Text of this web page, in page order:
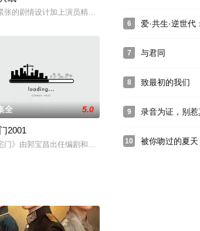
申请进入重案组工作。在重案组，陆昊遇
，阉党专权，趁机想血洗江湖巩固自己的统治；江湖中的
张的剧情设计加上演员精彩的表演，《与谁共眠》一定能
卷
庭（高鑫 饰）无法忍受拮据的生活，
》的续篇，将继续由原班人马联手打造，由刘循子墨担任
全 5.0
2001
门》由郭宝昌出任编剧和导演，2001年荣获中央电视台
6 爱·共生·逆世代
7 与君同
8 致最初的我们
9 录音为证，别惹
10 被你吻过的夏天